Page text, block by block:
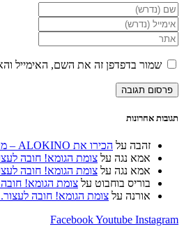
הזן
את
השם
שלך
או
שם
משתמש
כדי
הזן
את
כתובת
דואר
האלקטרוני
שלך
כדי
הזן
את
כתובת
האינטרנט
שלך
שמור בדפדפן זה את השם, האימייל
תגובות אחרונות
זהבה על הכירו את ALOKINO – מרכז לטיפולי אסתטיקה
אמא נגה על צומת הגומא! חובה
אמא נגה על צומת הגומא! חובה
בוריס בוחבוט על צומת הגומא!
אורנה על צומת הגומא! חובה
FacebookYoutube Instagram